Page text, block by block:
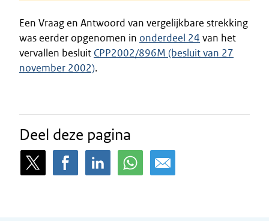
Een Vraag en Antwoord van vergelijkbare strekking
was eerder opgenomen in onderdeel 24 van het
vervallen besluit CPP2002/896M (besluit van 27
november 2002).
Deel deze pagina